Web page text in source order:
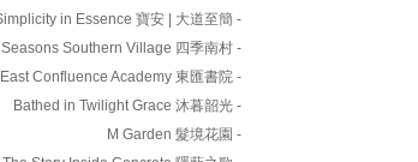
in Essence 寶安 | 大道至簡 -
Seasons Southern Village 四季南村 -
East Confluence Academy 東匯書院 -
Bathed in Twilight Grace 沐暮韶光 -
M Garden 髮境花園 -